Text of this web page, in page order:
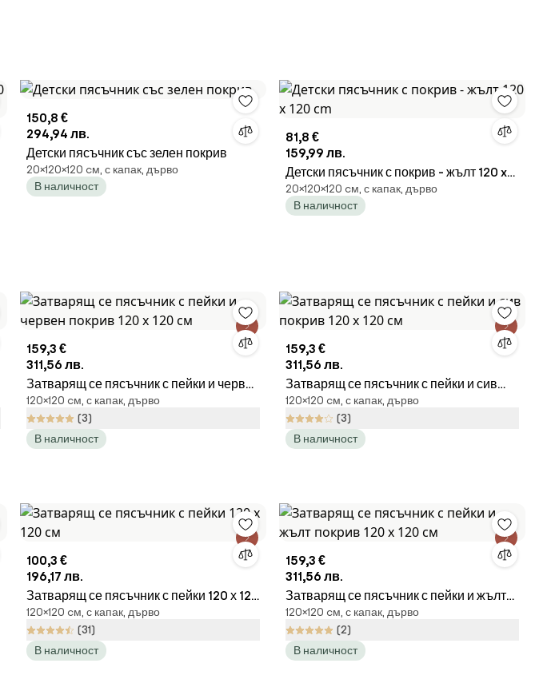
150,8 €
294,94 лв.
Детски пясъчник със зелен покрив
20×120×120 cм, с капак, дърво
В наличност
81,8 €
159,99 лв.
Детски пясъчник с покрив - жълт 120 x
120 cm
20×120×120 cм, с капак, дърво
В наличност
159,3 €
311,56 лв.
Затварящ се пясъчник с пейки и червен
покрив 120 х 120 см
120×120 cм, с капак, дърво
(3)
В наличност
159,3 €
311,56 лв.
Затварящ се пясъчник с пейки и сив
покрив 120 х 120 см
120×120 cм, с капак, дърво
(3)
В наличност
100,3 €
196,17 лв.
Затварящ се пясъчник с пейки 120 х 120
см
120×120 cм, с капак, дърво
(31)
В наличност
159,3 €
311,56 лв.
Затварящ се пясъчник с пейки и жълт
покрив 120 х 120 см
120×120 cм, с капак, дърво
(2)
В наличност